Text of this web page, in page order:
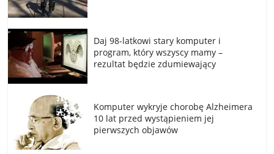
Daj 98-latkowi stary komputer i
program, który wszyscy mamy –
rezultat będzie zdumiewający
Komputer wykryje chorobę Alzheimera
10 lat przed wystąpieniem jej
pierwszych objawów